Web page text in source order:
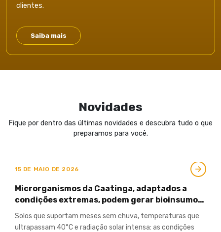
clientes.​
Saiba mais
Novidades
Fique por dentro das últimas novidades e descubra tudo o que
preparamos para você.
15 DE MAIO DE 2026
Microrganismos da Caatinga, adaptados a
condições extremas, podem gerar bioinsumos
eficazes em condições de seca e baixa
fertilidade do solo
Solos que suportam meses sem chuva, temperaturas que
ultrapassam 40°C e radiação solar intensa: as condições